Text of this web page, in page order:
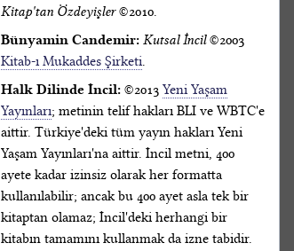
Kitap'tan Özdeyişler©2010.
Bünyamin Candemir: Kutsal İncil©2003
Kitab-ı Mukaddes Şirketi.
Halk Dilinde İncil: ©2013 Yeni Yaşam
Yayınları; metinin telif hakları BLI ve WBTC'e
aittir. Türkiye'deki tüm yayın hakları Yeni
Yaşam Yayınları'na aittir. İncil metni, 400
ayete kadar izinsiz olarak her formatta
kullanılabilir; ancak bu 400 ayet asla tek bir
kitaptan olamaz; İncil'deki herhangi bir
kitabın tamamını kullanmak da izne tabidir.